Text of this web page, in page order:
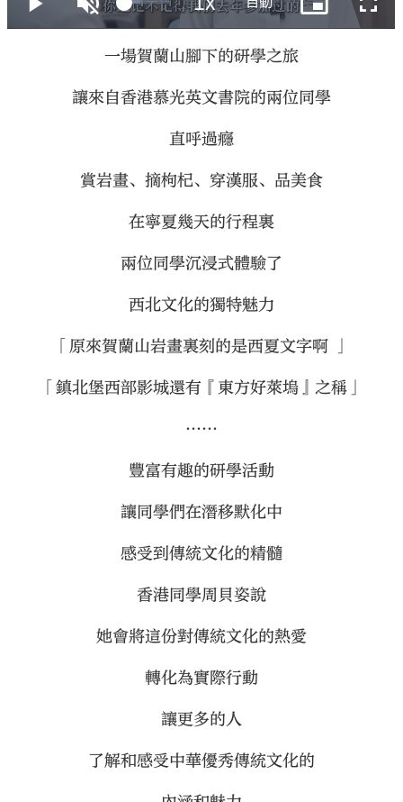
一場賀蘭山腳下的研學之旅
讓來自香港慕光英文書院的兩位同學
直呼過癮
賞岩畫、摘枸杞、穿漢服、品美食
在寧夏幾天的行程裏
兩位同學沉浸式體驗了
西北文化的獨特魅力
「原來賀蘭山岩畫裏刻的是西夏文字啊 」
「鎮北堡西部影城還有『東方好萊塢』之稱」
……
豐富有趣的研學活動
讓同學們在潛移默化中
感受到傳統文化的精髓
香港同學周貝姿說
她會將這份對傳統文化的熱愛
轉化為實際行動
讓更多的人
了解和感受中華優秀傳統文化的